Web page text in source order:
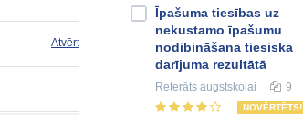
Atvērt
Īpašuma tiesības uz
nekustamo īpašumu
nodibināšana tiesiska
darījuma rezultātā
Referāts augstskolai 9
NOVĒRTĒTS!